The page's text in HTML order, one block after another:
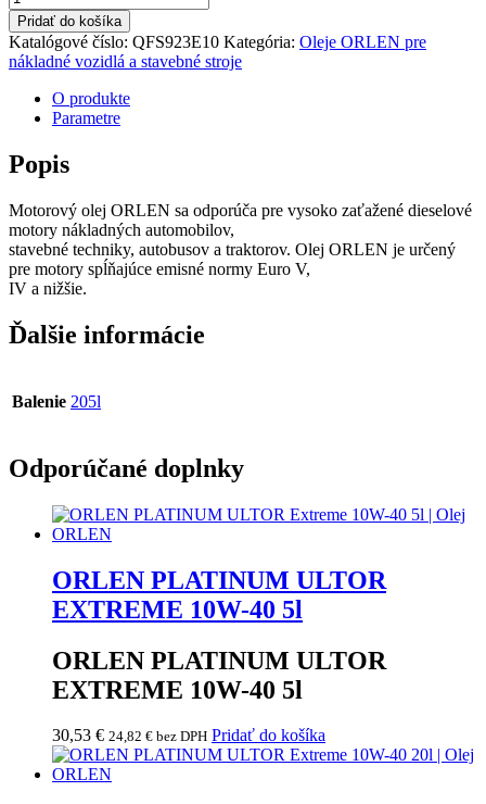
ORLEN
PLATINUM
ULTOR
BASIC
10W-
Pridať do košíka
Katalógové číslo: QFS923E10 Kategória: Oleje ORLEN pre
nákladné vozidlá a stavebné stroje
O produkte
Parametre
Popis
Motorový olej ORLEN sa odporúča pre vysoko zaťažené dieselové
motory nákladných automobilov,
stavebné techniky, autobusov a traktorov. Olej ORLEN je určený
pre motory spĺňajúce emisné normy Euro V,
IV a nižšie.
Ďalšie informácie
Balenie 205l
Odporúčané doplnky
ORLEN PLATINUM ULTOR
EXTREME 10W-40 5l
ORLEN PLATINUM ULTOR
EXTREME 10W-40 5l
30,53 € 24,82 € bez DPH Pridať do košíka